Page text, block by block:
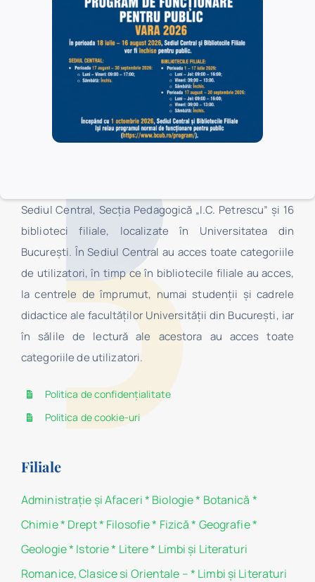
Sediul Central, Secţia Pedagogică „I.C. Petrescu” şi 16
biblioteci filiale, localizate în Universitatea din
Bucureşti. În Sediul Central au acces toate categoriile
de utilizatori, în timp ce în bibliotecile filiale au acces,
la centrele de împrumut, numai studenţii şi cadrele
didactice ale facultăților Universității din București, iar
în sălile de lectură ale acestora au acces toate
categoriile de utilizatori.
Politica de confidențialitate
Politica de cookie-uri
Filiale
Administraţie şi Afaceri* Biologie* Botanică *
Chimie* Drept* Filosofie* Fizică * Geografie*
Geologie* Istorie* Litere* Limbi și Literaturi
Romanice, Clasice si Orientale –* Limbi și Literaturi